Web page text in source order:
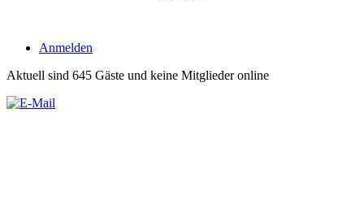
Anmelden
Aktuell sind 645 Gäste und keine Mitglieder online